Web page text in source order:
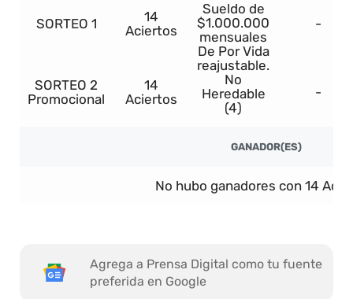
SORTEO 1
14
Aciertos
Sueldo de
$1.000.000
mensuales
De Por Vida
reajustable.
No
Heredable
(4)
-
SORTEO 2
Promocional
14
Aciertos
-
GANADOR(ES)
No hubo ganadores con 14
Agrega a Prensa Digital como tu fuente
preferida en Google